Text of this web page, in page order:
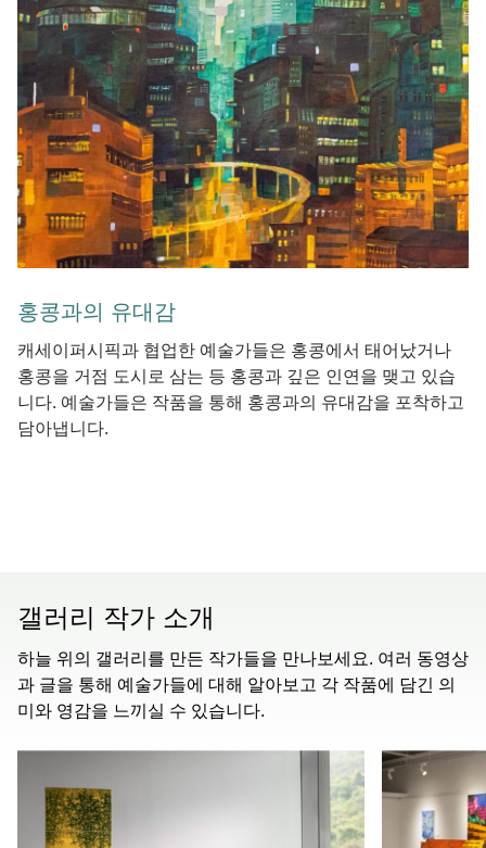
홍콩과의 유대감
캐세이퍼시픽과 협업한 예술가들은 홍콩에서 태어났거나
홍콩을 거점 도시로 삼는 등 홍콩과 깊은 인연을 맺고 있습
니다. 예술가들은 작품을 통해 홍콩과의 유대감을 포착하고
담아냅니다.
갤러리 작가 소개
하늘 위의 갤러리를 만든 작가들을 만나보세요. 여러 동영상
과 글을 통해 예술가들에 대해 알아보고 각 작품에 담긴 의
미와 영감을 느끼실 수 있습니다.